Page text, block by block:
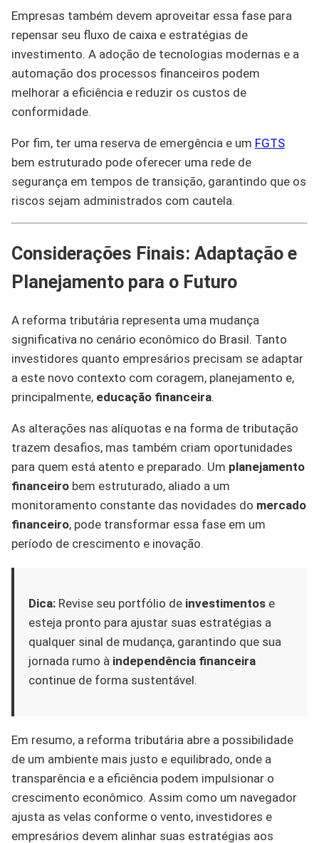
Empresas também devem aproveitar essa fase para
repensar seu fluxo de caixa e estratégias de
investimento. A adoção de tecnologias modernas e a
automação dos processos financeiros podem
melhorar a eficiência e reduzir os custos de
conformidade.
Por fim, ter uma reserva de emergência e um FGTS
bem estruturado pode oferecer uma rede de
segurança em tempos de transição, garantindo que os
riscos sejam administrados com cautela.
Considerações Finais: Adaptação e
Planejamento para o Futuro
A reforma tributária representa uma mudança
significativa no cenário econômico do Brasil. Tanto
investidores quanto empresários precisam se adaptar
a este novo contexto com coragem, planejamento e,
principalmente, educação financeira.
As alterações nas alíquotas e na forma de tributação
trazem desafios, mas também criam oportunidades
para quem está atento e preparado. Um planejamento
financeiro bem estruturado, aliado a um
monitoramento constante das novidades do mercado
financeiro, pode transformar essa fase em um
período de crescimento e inovação.
Dica: Revise seu portfólio de investimentos e
esteja pronto para ajustar suas estratégias a
qualquer sinal de mudança, garantindo que sua
jornada rumo à independência financeira
continue de forma sustentável.
Em resumo, a reforma tributária abre a possibilidade
de um ambiente mais justo e equilibrado, onde a
transparência e a eficiência podem impulsionar o
crescimento econômico. Assim como um navegador
ajusta as velas conforme o vento, investidores e
empresários devem alinhar suas estratégias aos